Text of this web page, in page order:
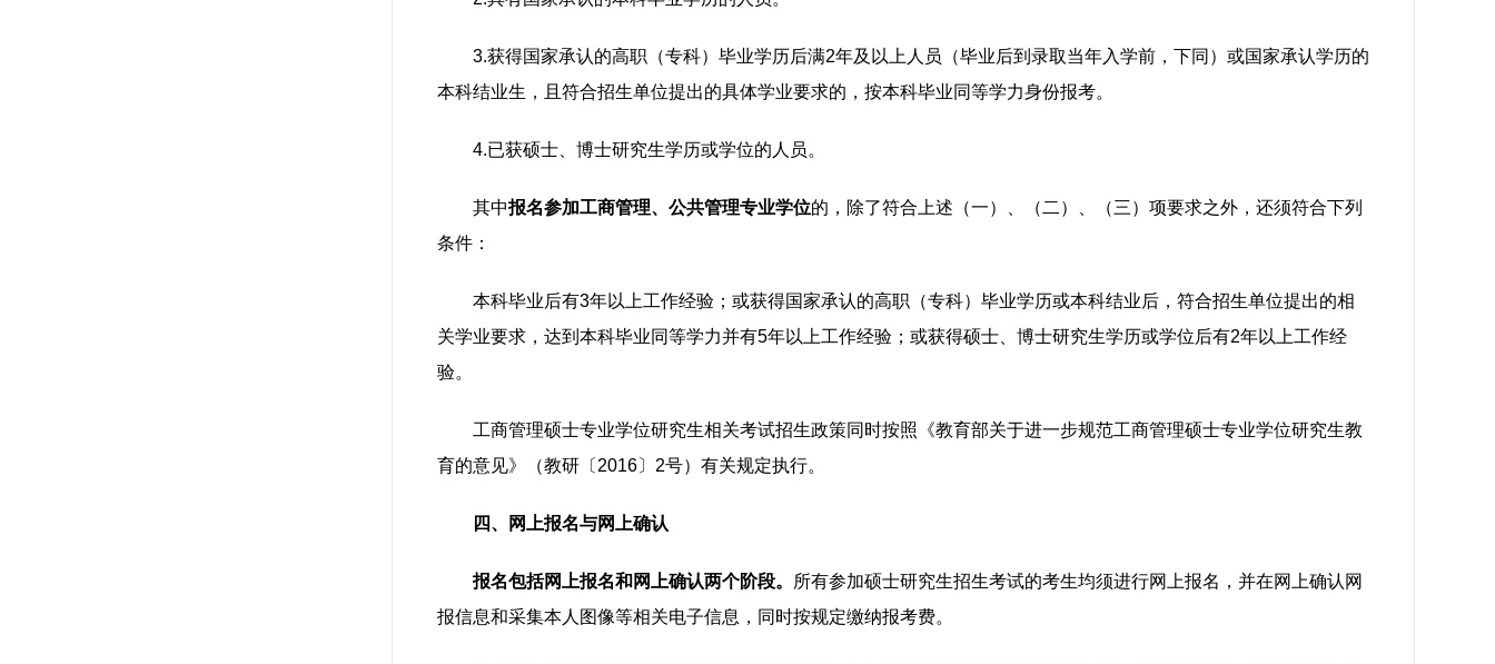
3.获得国家承认的高职（专科）毕业学历后满2年及以上人员（毕业后到录取当年入学前，下同）或国家承认学历的
本科结业生，且符合招生单位提出的具体学业要求的，按本科毕业同等学力身份报考。
4.已获硕士、博士研究生学历或学位的人员。
其中报名参加工商管理、公共管理专业学位的，除了符合上述（一）、（二）、（三）项要求之外，还须符合下列
条件：
本科毕业后有3年以上工作经验；或获得国家承认的高职（专科）毕业学历或本科结业后，符合招生单位提出的相
关学业要求，达到本科毕业同等学力并有5年以上工作经验；或获得硕士、博士研究生学历或学位后有2年以上工作经
验。
工商管理硕士专业学位研究生相关考试招生政策同时按照《教育部关于进一步规范工商管理硕士专业学位研究生教
育的意见》（教研〔2016〕2号）有关规定执行。
四、网上报名与网上确认
报名包括网上报名和网上确认两个阶段。
所有参加硕士研究生招生考试的考生均须进行网上报名，并在网上确认网
报信息和采集本人图像等相关电子信息，同时按规定缴纳报考费。